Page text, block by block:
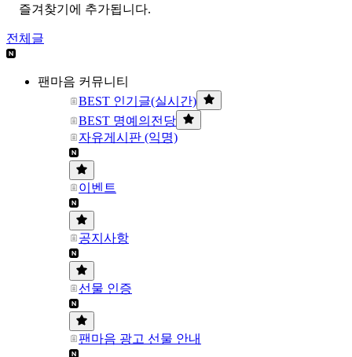
즐겨찾기에 추가됩니다.
전체글
팬마음 커뮤니티
BEST 인기글(실시간)
BEST 명예의전당
자유게시판 (익명)
이벤트
공지사항
선물 인증
팬마음 광고 선물 안내